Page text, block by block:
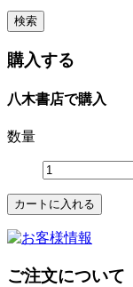
購入する
八木書店で購入
数量
ご注文について